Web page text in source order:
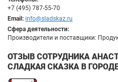
+7 (495) 787-55-70
Email: info@sladskaz.ru
Сфера деятельности:
Производители и поставщики:
ОТЗЫВ СОТРУДНИКА
СЛАДКАЯ СКАЗКА В